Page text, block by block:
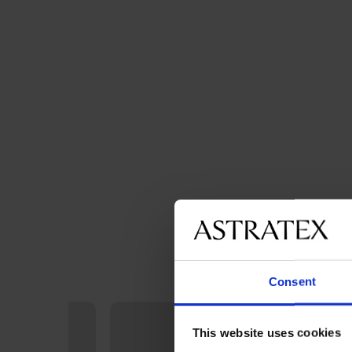
Consent
This website uses cookies